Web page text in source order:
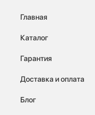
Главная
Каталог
Гарантия
Доставка и оплата
Блог